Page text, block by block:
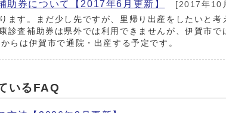
助券について【2017年6月更新】
[2017年10
ます。まだ少し先ですが、里帰り出産をしたいと考
診査補助券は県外では利用できませんが、伊賀市
らは伊賀市で通院・出産する予定です。
いるFAQ